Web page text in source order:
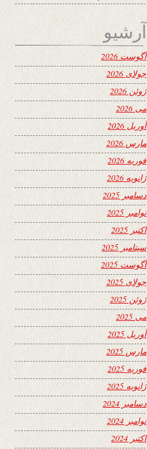
آرشیو
آگوست 2026
جولای 2026
ژوئن 2026
می 2026
آوریل 2026
مارس 2026
فوریه 2026
ژانویه 2026
دسامبر 2025
نوامبر 2025
اکتبر 2025
سپتامبر 2025
آگوست 2025
جولای 2025
ژوئن 2025
می 2025
آوریل 2025
مارس 2025
فوریه 2025
ژانویه 2025
دسامبر 2024
نوامبر 2024
اکتبر 2024